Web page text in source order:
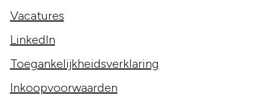
Vacatures
LinkedIn
Toegankelijkheidsverklaring
Inkoopvoorwaarden